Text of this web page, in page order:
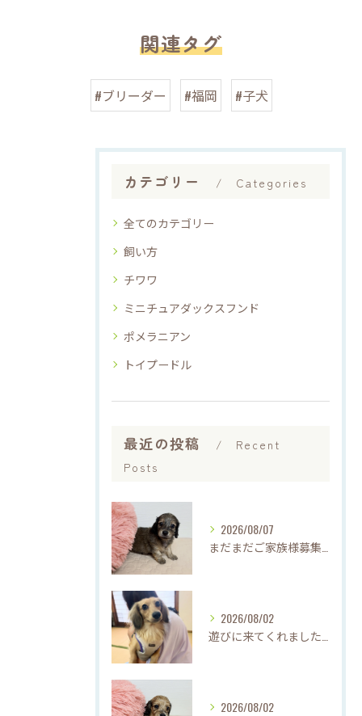
関連タグ
#ブリーダー #福岡 #子犬
カテゴリー Categories
全てのカテゴリー
飼い方
チワワ
ミニチュアダックスフンド
ポメラニアン
トイプードル
最近の投稿
Recent
Posts
2026/08/07
2026/08/02
2026/08/02